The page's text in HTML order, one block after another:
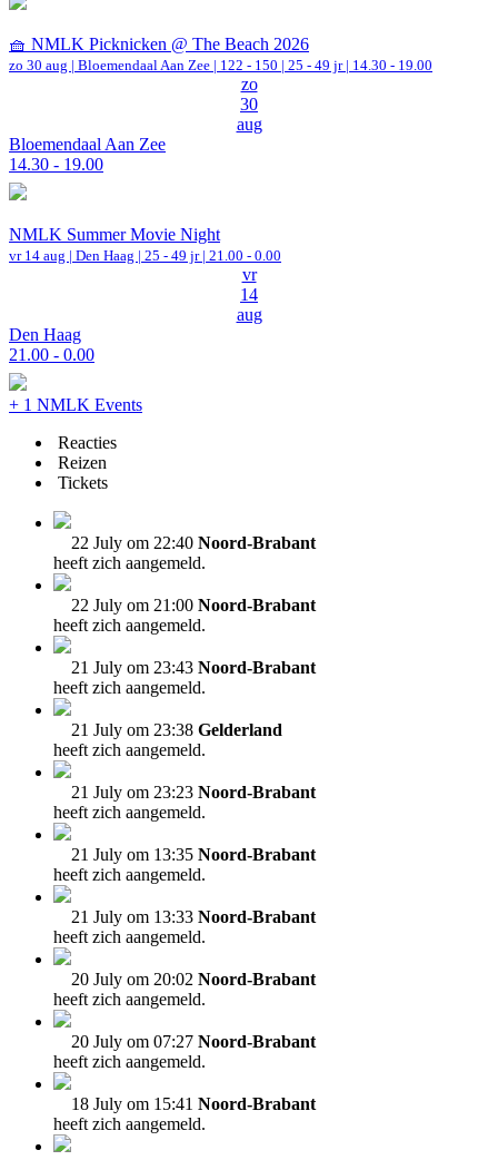
🧺 NMLK Picknicken @ The Beach 2026
zo 30 aug | Bloemendaal Aan Zee | 122 - 150 | 25 - 49 jr | 14.30 - 19.00
zo
30
aug
Bloemendaal Aan Zee
14.30 - 19.00
NMLK Summer Movie Night
vr 14 aug | Den Haag | 25 - 49 jr | 21.00 - 0.00
vr
14
aug
Den Haag
21.00 - 0.00
+ 1 NMLK Events
Reacties
Reizen
Tickets
22 July om 22:40 Noord-Brabant
heeft zich aangemeld.
22 July om 21:00 Noord-Brabant
heeft zich aangemeld.
21 July om 23:43 Noord-Brabant
heeft zich aangemeld.
21 July om 23:38 Gelderland
heeft zich aangemeld.
21 July om 23:23 Noord-Brabant
heeft zich aangemeld.
21 July om 13:35 Noord-Brabant
heeft zich aangemeld.
21 July om 13:33 Noord-Brabant
heeft zich aangemeld.
20 July om 20:02 Noord-Brabant
heeft zich aangemeld.
20 July om 07:27 Noord-Brabant
heeft zich aangemeld.
18 July om 15:41 Noord-Brabant
heeft zich aangemeld.